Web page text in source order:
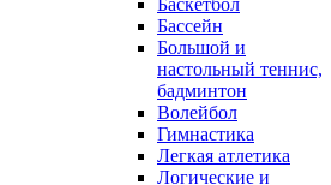
Баскетбол
Бассейн
Большой и
настольный теннис,
бадминтон
Волейбол
Гимнастика
Легкая атлетика
Логические и